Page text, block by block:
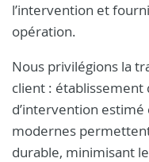
l’intervention et
opération.
Nous privilégions la
client : établissement
d’intervention
modernes
durable, minimisant